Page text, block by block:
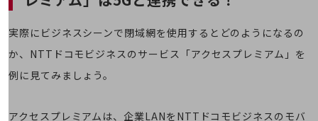
その他のお悩みはこちら
実際にビジネスシーンで閉域網を使用するとどのようになるの
か、NTTドコモビジネスのサービス「アクセスプレミアム」を
例に見てみましょう。
アクセスプレミアムは、企業LANをNTTドコモビジネスのモバ